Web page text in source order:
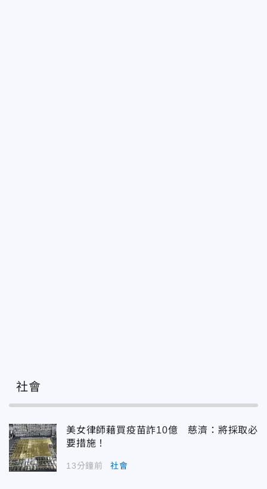
社會
美女律師藉買疫苗詐10億 慈濟：將採取必
要措施！
13分鐘前 社會